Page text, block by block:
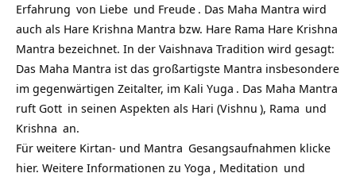
Erfahrung von Liebe und Freude . Das Maha Mantra wird
auch als Hare Krishna Mantra bzw. Hare Rama Hare Krishna
Mantra bezeichnet. In der Vaishnava Tradition wird gesagt:
Das Maha Mantra ist das großartigste Mantra insbesondere
im gegenwärtigen Zeitalter, im Kali Yuga . Das Maha Mantra
ruft Gott in seinen Aspekten als Hari (Vishnu ), Rama und
Krishna an.
Für weitere Kirtan- und Mantra Gesangsaufnahmen klicke
hier. Weitere Informationen zu Yoga , Meditation und